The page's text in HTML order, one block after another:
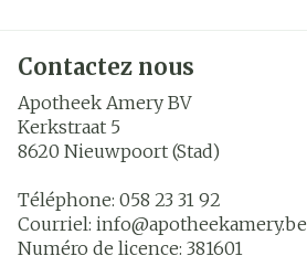
Contactez nous
Apotheek Amery BV
Kerkstraat 5
8620 Nieuwpoort (Stad)
Téléphone: 058 23 31 92
Courriel: info@apotheekamery.be
Numéro de licence: 381601